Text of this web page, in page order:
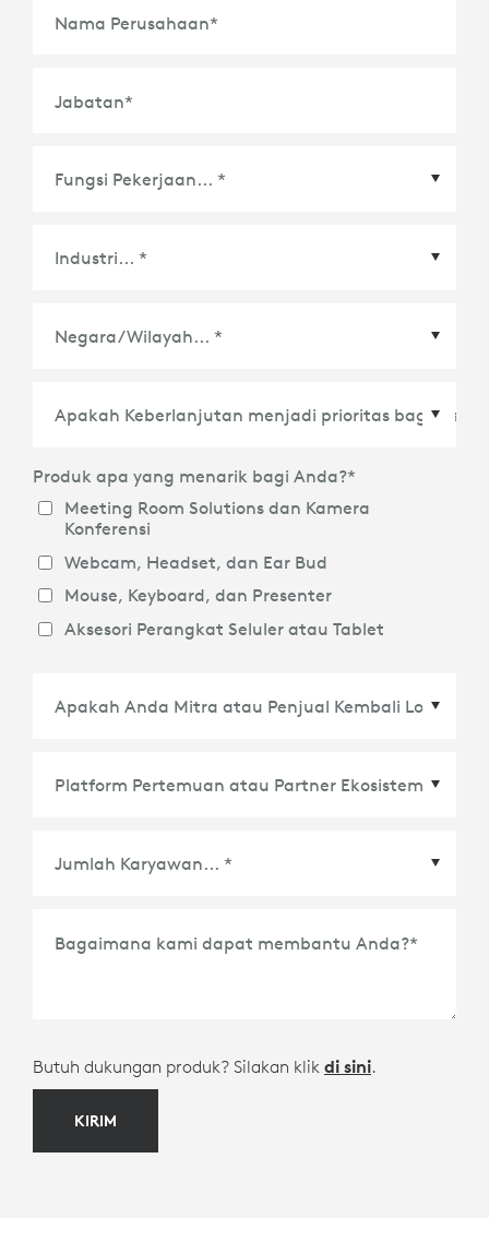
Nama Perusahaan*
Jabatan*
Produk apa yang menarik bagi Anda?*
Meeting Room Solutions dan Kamera
Konferensi
Webcam, Headset, dan Ear Bud
Mouse, Keyboard, dan Presenter
Aksesori Perangkat Seluler atau Tablet
Bagaimana kami dapat membantu Anda?*
Butuh dukungan produk? Silakan klik di sini.
KIRIM